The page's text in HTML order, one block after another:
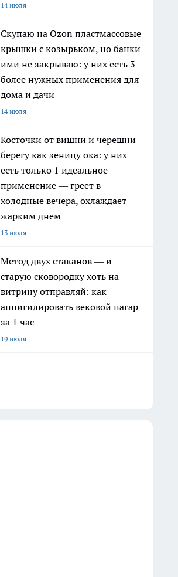
14 июля
Скупаю на Ozon пластмассовые
крышки с козырьком, но банки
ими не закрываю: у них есть 3
более нужных применения для
дома и дачи
14 июля
Косточки от вишни и черешни
берегу как зеницу ока: у них
есть только 1 идеальное
применение — греет в
холодные вечера, охлаждает
жарким днем
13 июля
Метод двух стаканов — и
старую сковородку хоть на
витрину отправляй: как
аннигилировать вековой нагар
за 1 час
19 июля